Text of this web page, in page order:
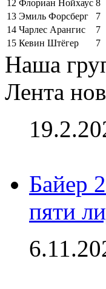
12 Флориан Нойхаус 8
13 Эмиль Форсберг
7
14 Чарлес Арангис
7
15 Кевин Штёгер 7
Наша
Лента
Байер
пяти